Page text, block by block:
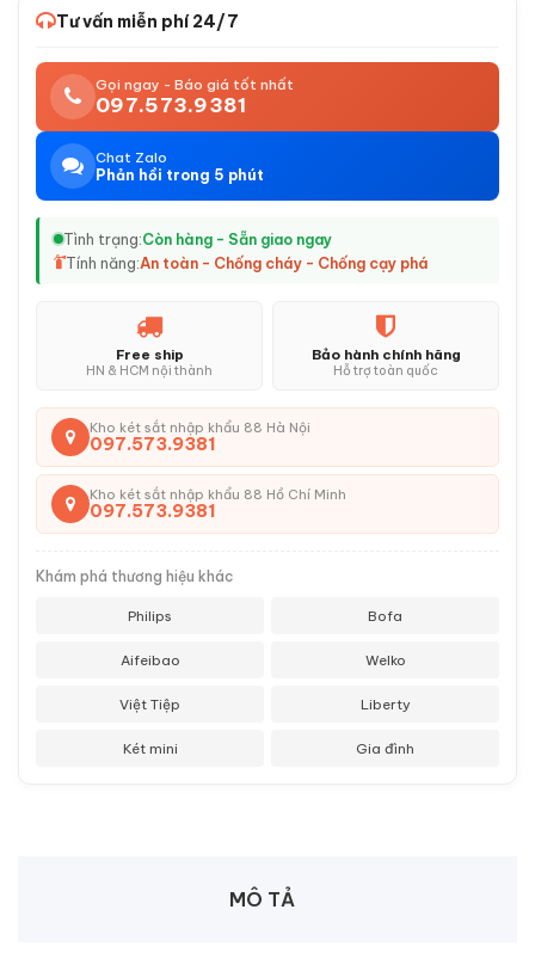
Tư vấn miễn phí 24/7
Gọi ngay - Báo giá tốt nhất
097.573.9381
Chat Zalo
Phản hồi trong 5 phút
Tình trạng:Còn hàng - Sẵn giao ngay
Tính năng:An toàn - Chống cháy - Chống cạy phá
Free ship
HN & HCM nội thành
Bảo hành chính hãng
Hỗ trợ toàn quốc
Kho két sắt nhập khẩu 88 Hà Nội
097.573.9381
Kho két sắt nhập khẩu 88 Hồ Chí Minh
097.573.9381
Khám phá thương hiệu khác
Philips Bofa
Aifeibao Welko
Việt Tiệp Liberty
Két mini Gia đình
MÔ TẢ